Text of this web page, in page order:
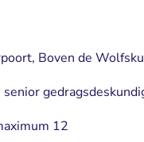
Boven de
12